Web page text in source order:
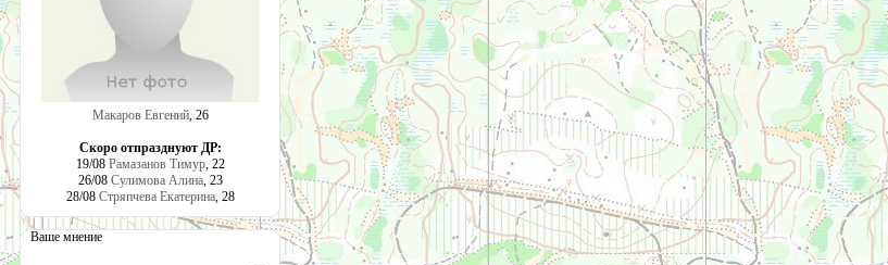
Макаров Евгений, 26
Скоро отпразднуют ДР:
19/08 Рамазанов Тимур, 22
26/08 Сулимова Алина, 23
28/08 Стряпчева Екатерина, 28
Ваше мнение